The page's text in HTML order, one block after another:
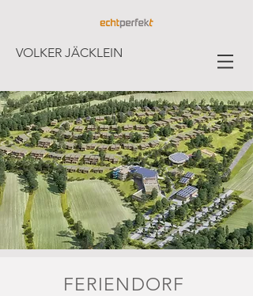
VOLKER JÄCKLEIN
FERIENDORF